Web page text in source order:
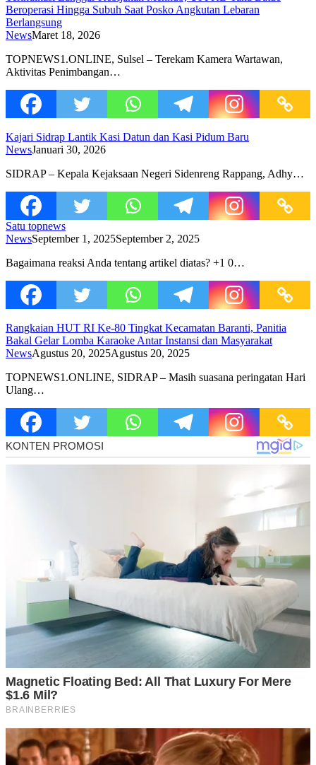
Beroperasi Hingga Subuh Saat Posko Angkutan Lebaran
Berlangsung
NewsMaret 18, 2026
TOPNEWS1.ONLINE, Sulsel – Terekam Kamera Wartawan,
Aktivitas Penimbangan…
Kajari Sidrap Lantik Kasi Datun dan Kasi Pidum Baru
NewsJanuari 30, 2026
SIDRAP – Kepala Kejaksaan Negeri Sidenreng Rappang, Adhy…
Satu topnews
NewsSeptember 1, 2025September 2, 2025
Bagaimana reaksi Anda tentang artikel diatas? +1 0…
Rangkaian HUT RI Ke-80 Tingkat Kecamatan Baranti, Panitia
Bakal Gelar Lomba Karaoke Antar Instansi dan Masyarakat
NewsAgustus 20, 2025Agustus 20, 2025
TOPNEWS1.ONLINE, SIDRAP – Masih suasana peringatan Hari
Ulang…